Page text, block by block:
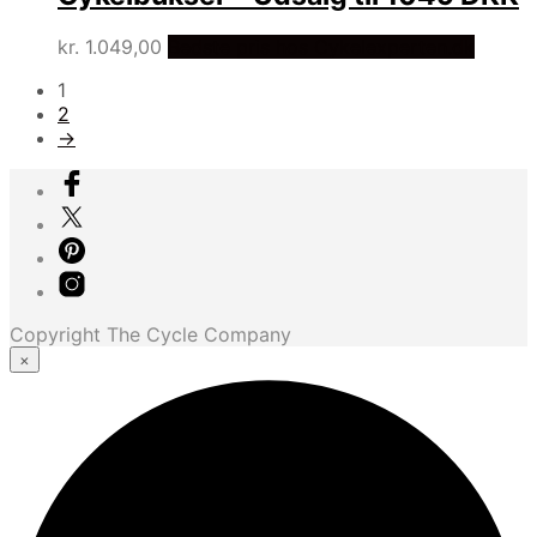
kr. 1.049,00
1
2
→
Copyright The Cycle Company
×